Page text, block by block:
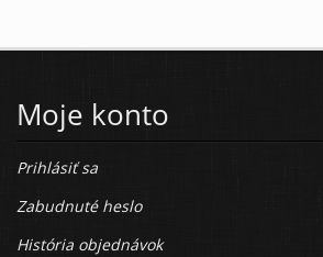
Moje konto
Prihlásiť sa
Zabudnuté heslo
História objednávok